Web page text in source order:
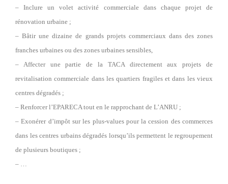
– Inclure un volet activité commerciale dans chaque projet de
rénovation urbaine ;
– Bâtir une dizaine de grands projets commerciaux dans des zones
franches urbaines ou des zones urbaines sensibles,
– Affecter une partie de la TACA directement aux projets de
revitalisation commerciale dans les quartiers fragiles et dans les vieux
centres dégradés ;
– Renforcer l’EPARECA tout en le rapprochant de L’ANRU ;
– Exonérer d’impôt sur les plus-values pour la cession des commerces
dans les centres urbains dégradés lorsqu’ils permettent le regroupement
de plusieurs boutiques ;
– …